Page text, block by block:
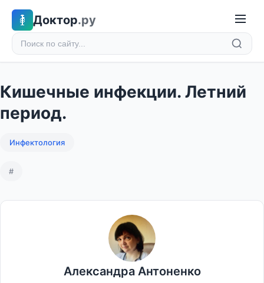
Доктор.ру
Кишечные инфекции. Летний
период.
Инфектология
#
Александра Антоненко